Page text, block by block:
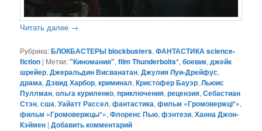
Читать далее →
Рубрика:БЛОКБАСТЕРЫ blockbusters,ФАНТАСТИКА science-
fiction | Метки:"Киномания",film Thunderbolts*,боевик,джейк
шрейер,Джеральдин Висванатан,Джулия Луи-Дрейфус,
драма,Дэвид Харбор,криминал,Кристофер Бауэр,Льюис
Пуллман,ольга куриленко,приключения,рецензия,Себастиан
Стэн,сша,Уайатт Рассел,фантастика,фильм «Громовержці*»,
фильм «Громовержцы*»,Флоренс Пью,фэнтези,Ханна Джон-
Кэймен |Добавить комментарий